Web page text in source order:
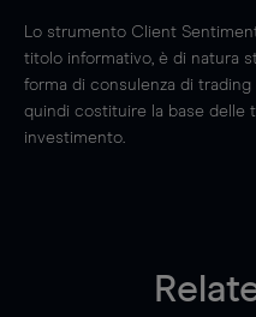
Lo strumento Client
titolo informativo, è di natura
forma di consulenza di
quindi costituire la base delle
investimento.